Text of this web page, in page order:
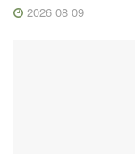
2026 08 09